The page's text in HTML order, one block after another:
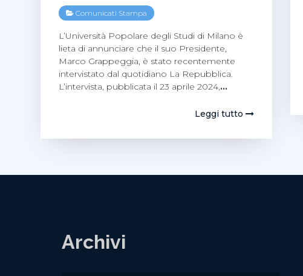
Comunicati Stampa
L’Università Popolare degli Studi di Milano è
lieta di annunciare che il suo Presidente,
Marco Grappeggia, è stato recentemente
intervistato dal quotidiano La Repubblica.
L’intervista, pubblicata il 23 aprile 2024,…
Leggi tutto
Archivi